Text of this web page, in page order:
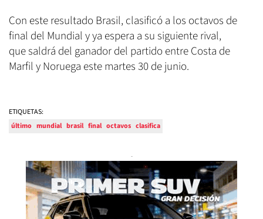
Con este resultado Brasil, clasificó a los octavos de
final del Mundial y ya espera a su siguiente rival,
que saldrá del ganador del partido entre Costa de
Marfil y Noruega este martes 30 de junio.
ETIQUETAS:
último mundial brasil final octavos clasifica